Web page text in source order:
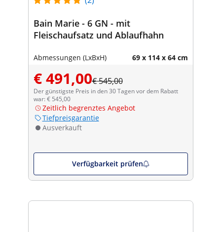
Bain Marie - 6 GN - mit
Fleischaufsatz und Ablaufhahn
Abmessungen (LxBxH) 69 x 114 x 64 cm
€ 491,00€ 545,00
Der günstigste Preis in den 30 Tagen vor dem Rabatt
war: € 545,00
Zeitlich begrenztes Angebot
Tiefpreisgarantie
Ausverkauft
Verfügbarkeit prüfen